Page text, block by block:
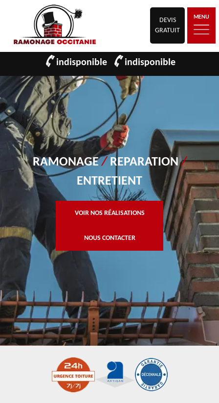
DEVIS
GRATUIT
MENU
indisponible indisponible
RAMONAGE/ REPARATION/
ENTRETIENT
VOIR NOS RÉALISATIONS
NOUS CONTACTER